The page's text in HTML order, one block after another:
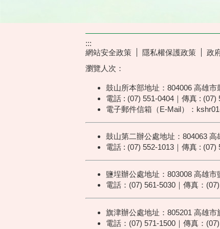
:::
網站安全政策
隱私權保護政策 政
瀏覽人次：
鼓山所本部地址：804006 高雄
電話 : (07) 551-0404｜傳真 : (07)
電子郵件信箱（E-Mail）：
鼓山第二辦公處地址：804063
電話 : (07) 552-1013｜傳真 : (07)
鹽埕辦公處地址：803008 高雄
電話：(07) 561-5030｜傳真：
旗津辦公處地址：805201 高雄
電話：(07) 571-1500｜傳真：